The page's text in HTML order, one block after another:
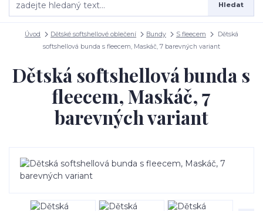
Hledat
Úvod Dětské softshellové oblečení Bundy S fleecem
Dětská
softshellová bunda s fleecem, Maskáč, 7 barevných variant
Dětská softshellová bunda s
fleecem, Maskáč, 7
barevných variant